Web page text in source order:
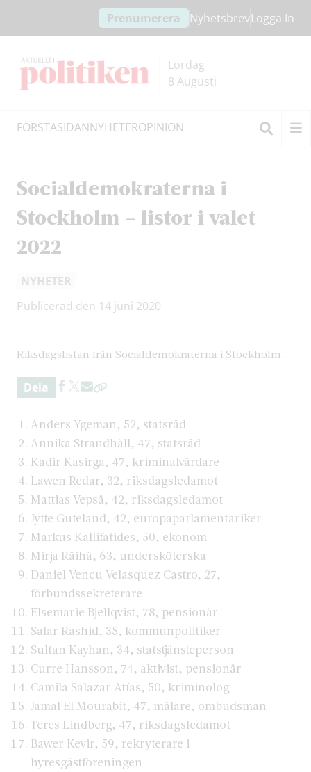
innehållet
headern
Prenumerera NyhetsbrevLogga In
Lördag
8 Augusti
FÖRSTASIDANNYHETEROPINION
Socialdemokraterna i
Stockholm – listor i valet
2022
NYHETER
Publicerad den 14 juni 2020
Riksdagslistan från Socialdemokraterna i Stockholm.
Dela
Anders Ygeman, 52, statsråd
Annika Strandhäll, 47, statsråd
Kadir Kasirga, 47, kriminalvårdare
Lawen Redar, 32, riksdagsledamot
Mattias Vepsä, 42, riksdagsledamot
Jytte Guteland, 42, europaparlamentariker
Markus Kallifatides, 50, ekonom
Mirja Räihä, 63, undersköterska
Daniel Vencu Velasquez Castro, 27,
förbundssekreterare
Elsemarie Bjellqvist, 78, pensionär
Salar Rashid, 35, kommunpolitiker
Sultan Kayhan, 34, statstjänsteperson
Curre Hansson, 74, aktivist, pensionär
Camila Salazar Atías, 50, kriminolog
Jamal El Mourabit, 47, målare, ombudsman
Teres Lindberg, 47, riksdagsledamot
Bawer Kevir, 59, rekryterare i
hyresgästföreningen